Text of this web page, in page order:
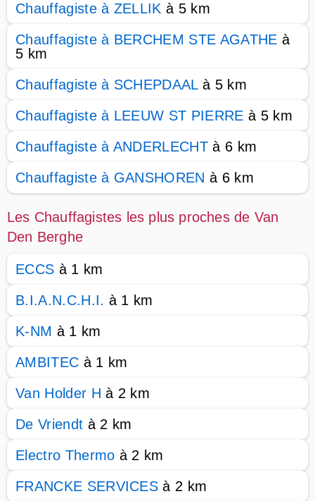
Chauffagiste à ZELLIK à 5 km
Chauffagiste à BERCHEM STE AGATHE à
5 km
Chauffagiste à SCHEPDAALà 5 km
Chauffagiste à LEEUW ST PIERRE à 5 km
Chauffagiste à ANDERLECHT à 6 km
Chauffagiste à GANSHOREN à 6 km
Les Chauffagistes les plus proches de Van
Den Berghe
ECCS à 1 km
B.I.A.N.C.H.I. à 1 km
K-NM à 1 km
AMBITEC à 1 km
Van Holder H à 2 km
De Vriendt à 2 km
Electro Thermo à 2 km
FRANCKE SERVICES à 2 km